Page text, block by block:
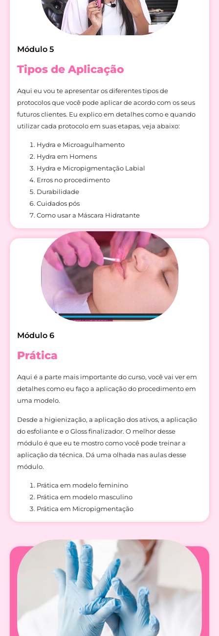
Módulo 5
Tipos de Aplicação
Aqui eu vou te apresentar os diferentes tipos de
protocolos que você pode aplicar de acordo com os seus
futuros clientes. Eu explico em detalhes como e quando
utilizar cada protocolo em suas etapas, veja abaixo:
Hydra e Microagulhamento
Hydra em Homens
Hydra e Micropigmentação Labial
Erros no procedimento
Durabilidade
Cuidados pós
Como usar a Máscara Hidratante
Módulo 6
Prática
Aqui é a parte mais importante do curso, você vai ver em
detalhes como eu faço a aplicação do procedimento em
uma modelo.
Desde a higienização, a aplicação dos ativos, a aplicação
do esfoliante e o Gloss finalizador. O melhor desse
módulo é que eu te mostro como você pode treinar a
aplicação da técnica. Dá uma olhada nas aulas desse
módulo.
Prática em modelo feminino
Prática em modelo masculino
Prática em Micropigmentação